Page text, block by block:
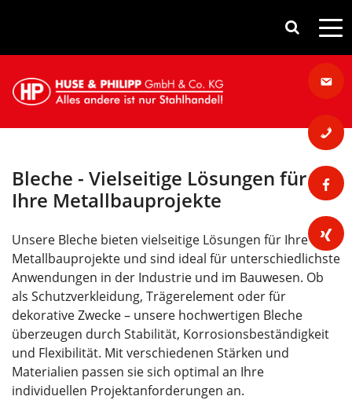
Bleche - Vielseitige Lösungen für
Ihre Metallbauprojekte
Unsere Bleche bieten vielseitige Lösungen für Ihre
Metallbauprojekte und sind ideal für unterschiedlichste
Anwendungen in der Industrie und im Bauwesen. Ob
als Schutzverkleidung, Trägerelement oder für
dekorative Zwecke – unsere hochwertigen Bleche
überzeugen durch Stabilität, Korrosionsbeständigkeit
und Flexibilität. Mit verschiedenen Stärken und
Materialien passen sie sich optimal an Ihre
individuellen Projektanforderungen an.